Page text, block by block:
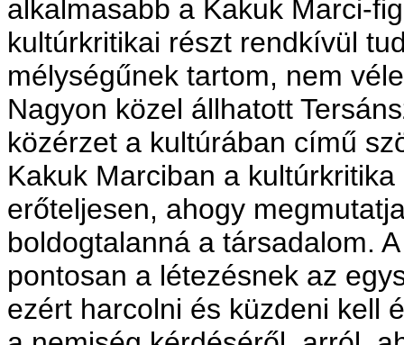
alkalmasabb a Kakuk Marci-
kultúrkritikai részt rendkívül
mélységűnek tartom, nem
Nagyon közel állhatott
közérzet a kultúrában című
Kakuk Marciban a
erőteljesen, ahogy
boldogtalanná a társadalom.
pontosan a létezésnek az
ezért harcolni és küzdeni kell